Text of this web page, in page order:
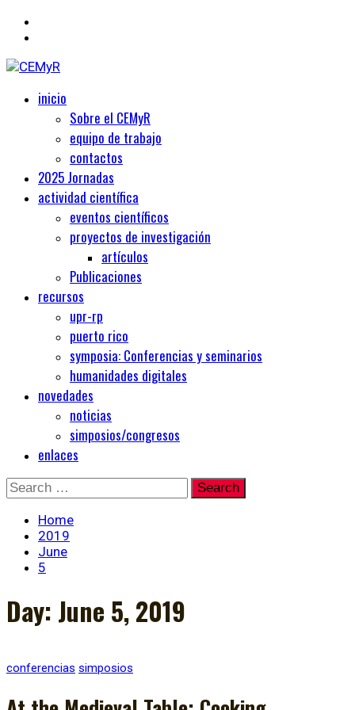
CEMyR
Centro de Estudios Medievales y Renacentistas
Primaryinicio
Sobre el CEMyR
equipo de trabajo
contactos
2025 Jornadas
actividad científica
eventos científicos
proyectos de investigación
artículos
Publicaciones
recursos
upr-rp
puerto rico
symposia: Conferencias y seminarios
humanidades digitales
novedades
noticias
simposios/congresos
enlaces
Skip
to
content
Search
for:
Home
2019
June
5
Day: June 5, 2019
conferencias simposios